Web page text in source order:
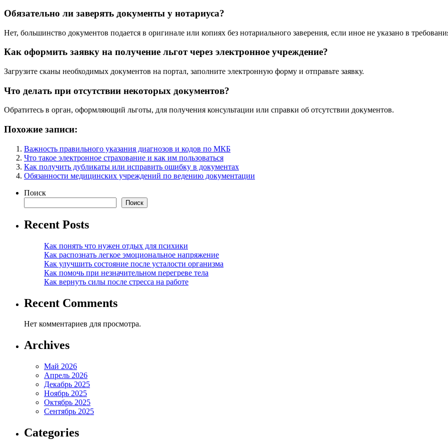
Обязательно ли заверять документы у нотариуса?
Нет, большинство документов подается в оригинале или копиях без нотариального заверения, если иное не указано в
Как оформить заявку на получение льгот через электронное учреждение?
Загрузите сканы необходимых документов на портал, заполните электронную форму и отправьте заявку.
Что делать при отсутствии некоторых документов?
Обратитесь в орган, оформляющий льготы, для получения консультации или справки об отсутствии документов.
Похожие записи:
Важность правильного указания диагнозов и кодов по МКБ
Что такое электронное страхование и как им пользоваться
Как получить дубликаты или исправить ошибку в документах
Обязанности медицинских учреждений по ведению документации
Поиск
Поиск
Recent Posts
Как понять что нужен отдых для психики
Как распознать легкое эмоциональное напряжение
Как улучшить состояние после усталости организма
Как помочь при незначительном перегреве тела
Как вернуть силы после стресса на работе
Recent Comments
Нет комментариев для просмотра.
Archives
Май 2026
Апрель 2026
Декабрь 2025
Ноябрь 2025
Октябрь 2025
Сентябрь 2025
Categories